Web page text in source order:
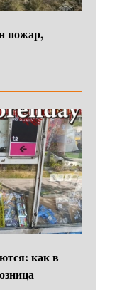
пожар,
как в